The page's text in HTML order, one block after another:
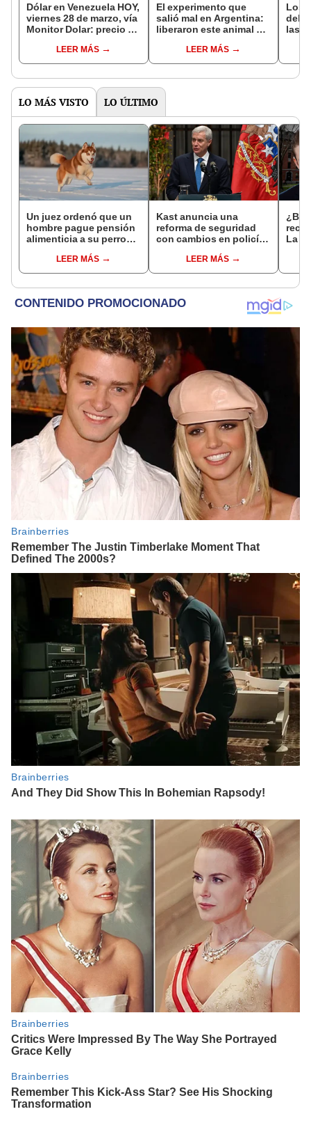
Dólar en Venezuela HOY,
viernes 28 de marzo, vía
Monitor Dolar: precio en
LEER MÁS
El experimento que
salió mal en Argentina:
liberaron este animal y
bosques milenarios de
la Patagonia
LEER MÁS
Los
del
las 5
LO MÁS VISTO LO ÚLTIMO
Un juez ordenó que un
hombre pague pensión
alimenticia a su perro
que marca un
precedente
LEER MÁS
Kast anuncia una
reforma de seguridad
con cambios en policías
de ChileLEER MÁS
La